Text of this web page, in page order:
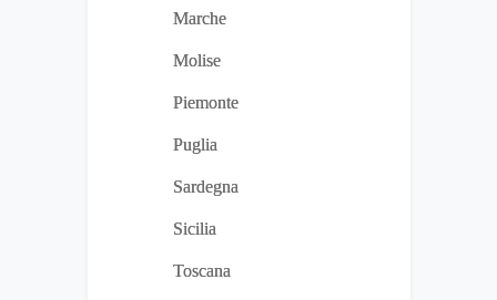
Marche
Molise
Piemonte
Puglia
Sardegna
Sicilia
Toscana